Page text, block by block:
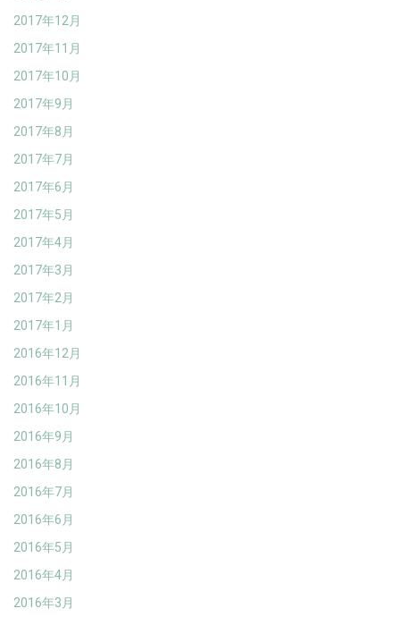
2017年12月
2017年11月
2017年10月
2017年9月
2017年8月
2017年7月
2017年6月
2017年5月
2017年4月
2017年3月
2017年2月
2017年1月
2016年12月
2016年11月
2016年10月
2016年9月
2016年8月
2016年7月
2016年6月
2016年5月
2016年4月
2016年3月